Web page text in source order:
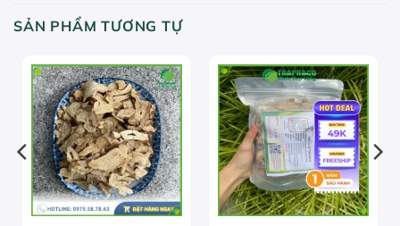
SẢN PHẨM TƯƠNG TỰ